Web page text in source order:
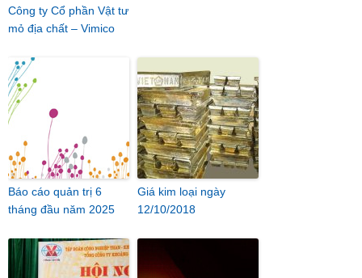
Công ty Cổ phần Vật tư
mỏ địa chất – Vimico
Báo cáo quản trị 6
tháng đầu năm 2025
Giá kim loại ngày
12/10/2018